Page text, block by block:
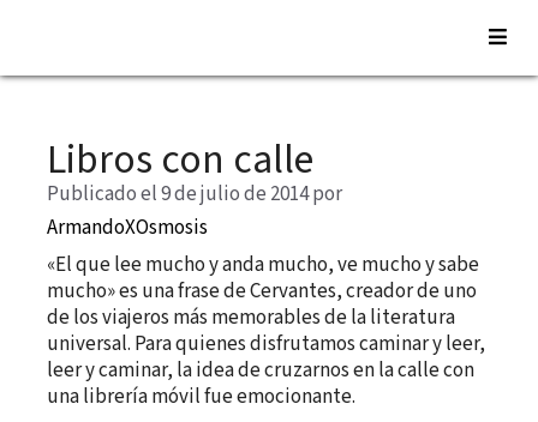
Saltar
contenidoLibros con calle
Publicado el 9 de julio de 2014por
ArmandoXOsmosis
«El que lee mucho y anda mucho, ve mucho y sabe
mucho» es una frase de Cervantes, creador de uno
de los viajeros más memorables de la literatura
universal. Para quienes disfrutamos caminar y leer,
leer y caminar, la idea de cruzarnos en la calle con
una librería móvil fue emocionante.